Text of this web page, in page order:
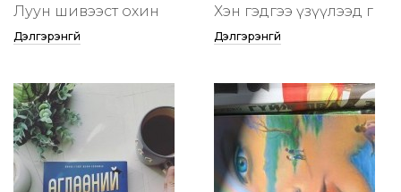
Луун шивээст охин
Дэлгэрэнгүй
Хэн гэдгээ үзүүлээд өг
Дэлгэрэнгүй